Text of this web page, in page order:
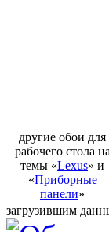
другие обои для
рабочего стола на
темы «Lexus» и
«Приборные
панели»
загрузившим